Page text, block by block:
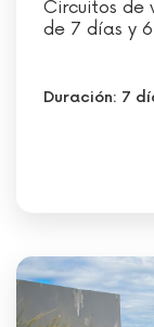
Circuitos de
de 7 días y
Duración: 7